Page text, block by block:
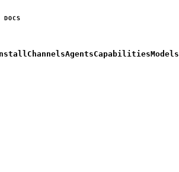
DOCS
ChannelsAgentsCapabilitiesModels